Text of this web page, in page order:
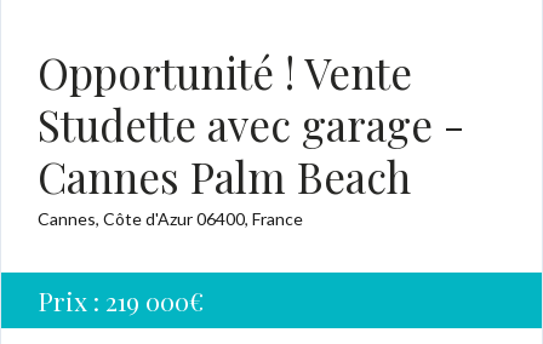
Opportunité ! Vente
Studette avec garage -
Cannes Palm Beach
Cannes, Côte d'Azur 06400, France
Prix : 219 000€